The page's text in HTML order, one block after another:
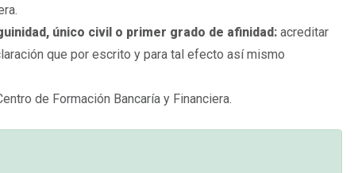
único civil o primer grado de afinidad: acreditar
que por escrito y para tal efecto así mismo
de Formación Bancaría y Financiera.